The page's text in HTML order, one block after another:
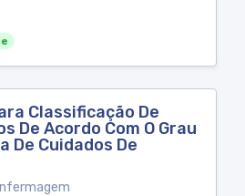
Classificação De
De Acordo Com O Grau
De Cuidados De